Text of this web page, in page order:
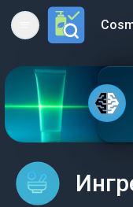
Open main menu